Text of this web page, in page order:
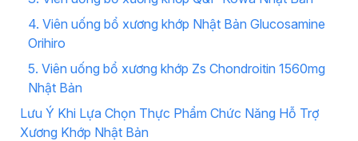
4. Viên uống bổ xương khớp Nhật Bản Glucosamine
Orihiro
5. Viên uống bổ xương khớp Zs Chondroitin 1560mg
Nhật Bản
Lưu Ý Khi Lựa Chọn Thực Phẩm Chức Năng Hỗ Trợ
Xương Khớp Nhật Bản